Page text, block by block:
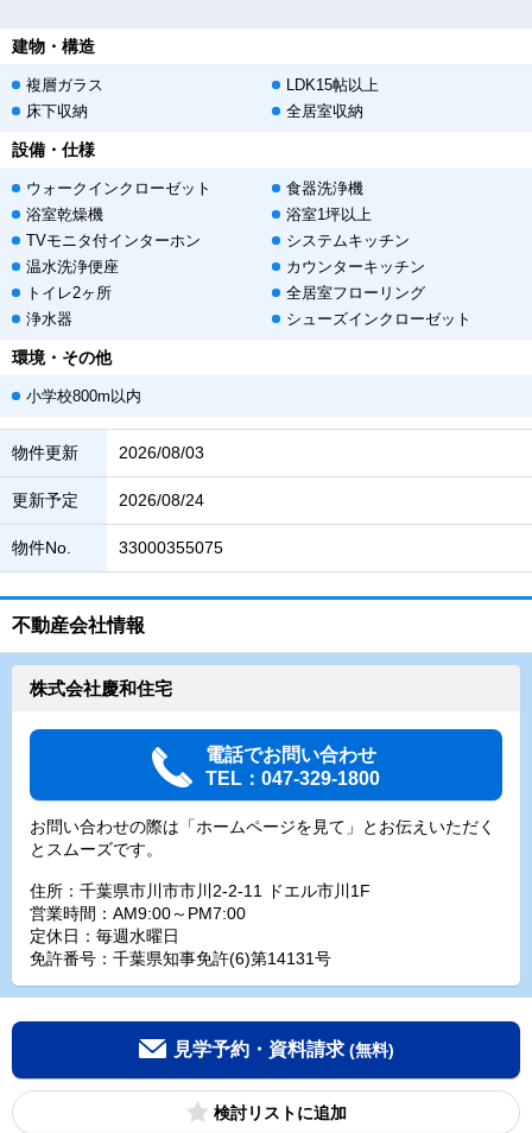
建物・構造
複層ガラス
LDK15帖以上
床下収納
全居室収納
設備・仕様
ウォークインクローゼット
食器洗浄機
浴室乾燥機
浴室1坪以上
TVモニタ付インターホン
システムキッチン
温水洗浄便座
カウンターキッチン
トイレ2ヶ所
全居室フローリング
浄水器
シューズインクローゼット
環境・その他
小学校800m以内
物件更新 2026/08/03
更新予定 2026/08/24
物件No. 33000355075
不動産会社情報
株式会社慶和住宅
電話でお問い合わせ
TEL：047-329-1800
お問い合わせの際は「ホームページを見て」とお伝えいただく
とスムーズです。
住所：千葉県市川市市川2-2-11 ドエル市川1F
営業時間：AM9:00～PM7:00
定休日：毎週水曜日
免許番号：千葉県知事免許(6)第14131号
見学予約・資料請求 (無料)
検討リスト